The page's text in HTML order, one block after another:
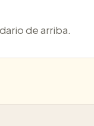
de arriba.